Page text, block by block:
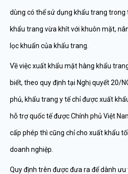
dùng có thể sử dụng khẩu trang trong
khẩu trang vừa khít với khuôn mặt,
lọc khuẩn của khẩu trang.
Về việc xuất khẩu mặt hàng khẩu
biết, theo quy định tại Nghị quyết 20/
phủ, khẩu trang y tế chỉ được xuất
hỗ trợ quốc tế được Chính phủ Việt
cấp phép thì cũng chỉ cho xuất khẩu
doanh nghiệp.
Quy định trên được đưa ra để dành